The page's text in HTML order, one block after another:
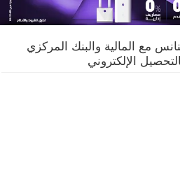
مع المالية والبنك المركزي
الإلكتروني